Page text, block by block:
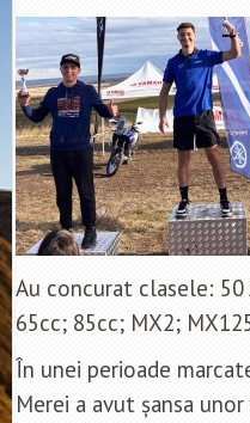
Au concurat clasele: 50
65cc; 85cc; MX2;
În unei perioade
Merei a avut șansa